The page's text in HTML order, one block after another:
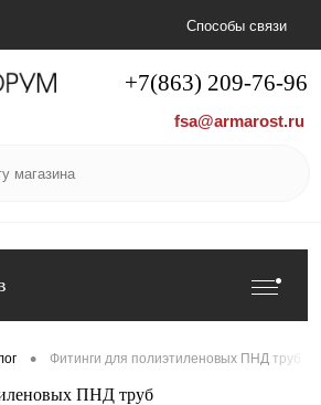
+7(863) 209-76-96
fsa@armarost.ru
Способы связи
• Фитинги для полиэтиленовых ПНД труб
ПНД труб